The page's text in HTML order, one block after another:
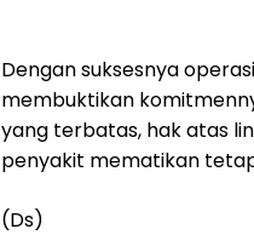
Dengan suksesnya
membuktikan
yang terbatas, hak atas
penyakit mematikan
(Ds)